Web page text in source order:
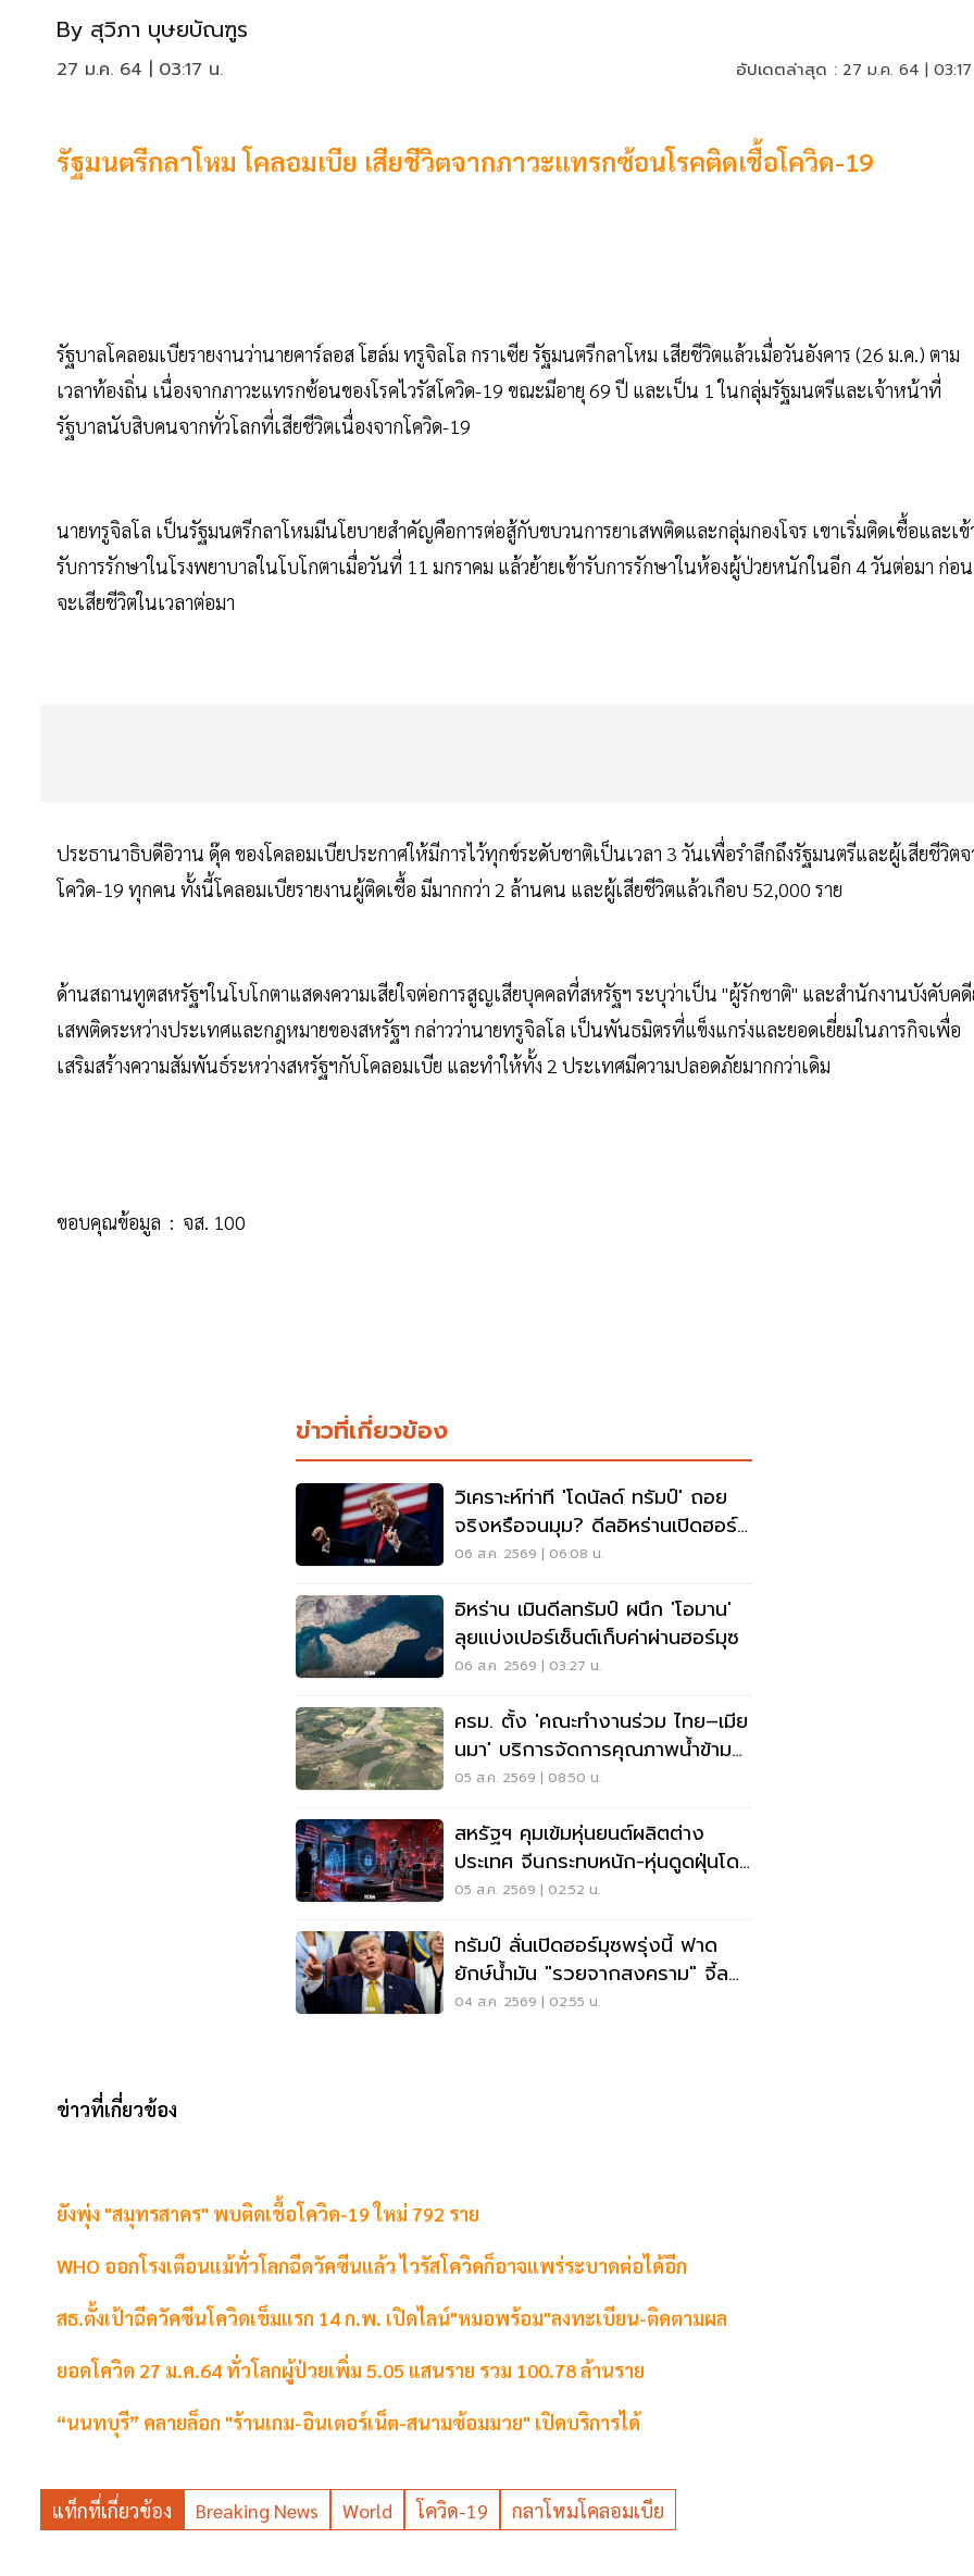
By สุวิภา บุษยบัณฑูร
27 ม.ค. 64 | 03:17 น. อัปเดตล่าสุด : 27 ม.ค. 64 |
รัฐมนตรีกลาโหม โคลอมเบีย เสียชีวิตจากภาวะแทรกซ้อนโรคติดเชื้อโควิด-19
รัฐบาลโคลอมเบียรายงานว่านายคาร์ลอส โฮล์ม ทรูจิลโล กราเซีย รัฐมนตรีกลาโหม เสียชีวิตแล้วเมื่อวันอังคาร (26 ม.ค.) ตาม
เวลาท้องถิ่น เนื่องจากภาวะแทรกซ้อนของโรคไวรัสโควิด-19 ขณะมีอายุ 69 ปี และเป็น 1 ในกลุ่มรัฐมนตรีและเจ้าหน้าที่
รัฐบาลนับสิบคนจากทั่วโลกที่เสียชีวิตเนื่องจากโควิด-19
นายทรูจิลโล เป็นรัฐมนตรีกลาโหมมีนโยบายสำคัญคือการต่อสู้กับขบวนการยาเสพติดและกลุ่มกองโจร เขาเริ่มติดเชื้อและเข้
รับการรักษาในโรงพยาบาลในโบโกตาเมื่อวันที่ 11 มกราคม แล้วย้ายเข้ารับการรักษาในห้องผู้ป่วยหนักในอีก 4 วันต่อมา ก่อน
จะเสียชีวิตในเวลาต่อมา
ประธานาธิบดีอิวาน ดุ๊ค ของโคลอมเบียประกาศให้มีการไว้ทุกข์ระดับชาติเป็นเวลา 3 วันเพื่อรำลึกถึงรัฐมนตรีและผู้เสียชีวิต
โควิด-19 ทุกคน ทั้งนี้โคลอมเบียรายงานผู้ติดเชื้อ มีมากกว่า 2 ล้านคน และผู้เสียชีวิตแล้วเกือบ 52,000 ราย
ด้านสถานทูตสหรัฐฯในโบโกตาแสดงความเสียใจต่อการสูญเสียบุคคลที่สหรัฐฯ ระบุว่าเป็น "ผู้รักชาติ" และสำนักงานบังคับคดี
เสพติดระหว่างประเทศและกฎหมายของสหรัฐฯ กล่าวว่านายทรูจิลโล เป็นพันธมิตรที่แข็งแกร่งและยอดเยี่ยมในภารกิจเพื่อ
เสริมสร้างความสัมพันธ์ระหว่างสหรัฐฯกับโคลอมเบีย และทำให้ทั้ง 2 ประเทศมีความปลอดภัยมากกว่าเดิม
ขอบคุณข้อมูล : จส. 100
ข่าวที่เกี่ยวข้อง
วิเคราะห์ท่าที 'โดนัลด์ ทรัมป์' ถอย
จริงหรือจนมุม? ดีลอิหร่านเปิดฮอร์
มุซ
06 ส.ค. 2569 | 06:08 น.
อิหร่าน เมินดีลทรัมป์ ผนึก 'โอมาน'
ลุยแบ่งเปอร์เซ็นต์เก็บค่าผ่านฮอร์มุซ
06 ส.ค. 2569 | 03:27 น.
ครม. ตั้ง 'คณะทำงานร่วม ไทย–เมีย
นมา' บริการจัดการคุณภาพน้ำข้าม
แดน
05 ส.ค. 2569 | 08:50 น.
สหรัฐฯ คุมเข้มหุ่นยนต์ผลิตต่าง
ประเทศ จีนกระทบหนัก-หุ่นดูดฝุ่นโดน
ด้วย
05 ส.ค. 2569 | 02:52 น.
ทรัมป์ ลั่นเปิดฮอร์มุซพรุ่งนี้ ฟาด
ยักษ์น้ำมัน "รวยจากสงคราม" จี้ลด
ราคาด่วน
04 ส.ค. 2569 | 02:55 น.
ข่าวที่เกี่ยวข้อง
ยังพุ่ง "สมุทรสาคร" พบติดเชื้อโควิด-19 ใหม่ 792 ราย
WHO ออกโรงเตือนแม้ทั่วโลกฉีดวัคซีนแล้ว ไวรัสโควิดก็อาจแพร่ระบาดต่อได้อีก
สธ.ตั้งเป้าฉีดวัคซีนโควิดเข็มแรก 14 ก.พ. เปิดไลน์"หมอพร้อม"ลงทะเบียน-ติดตามผล
ยอดโควิด 27 ม.ค.64 ทั่วโลกผู้ป่วยเพิ่ม 5.05 แสนราย รวม 100.78 ล้านราย
“นนทบุรี” คลายล็อก "ร้านเกม-อินเตอร์เน็ต-สนามซ้อมมวย" เปิดบริการได้
แท็กที่เกี่ยวข้อง Breaking News World โควิด-19 กลาโหมโคลอมเบีย